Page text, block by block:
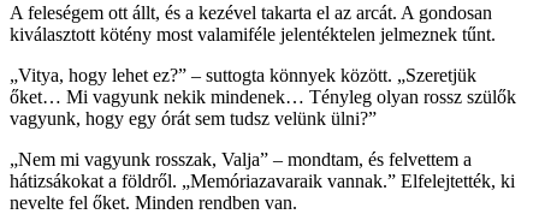
A feleségem ott állt, és a kezével takarta el az arcát. A gondosan
kiválasztott kötény most valamiféle jelentéktelen jelmeznek tűnt.
„Vitya, hogy lehet ez?” – suttogta könnyek között. „Szeretjük
őket… Mi vagyunk nekik mindenek… Tényleg olyan rossz szülők
vagyunk, hogy egy órát sem tudsz velünk ülni?”
„Nem mi vagyunk rosszak, Valja” – mondtam, és felvettem a
hátizsákokat a földről. „Memóriazavaraik vannak.” Elfelejtették, ki
nevelte fel őket. Minden rendben van.